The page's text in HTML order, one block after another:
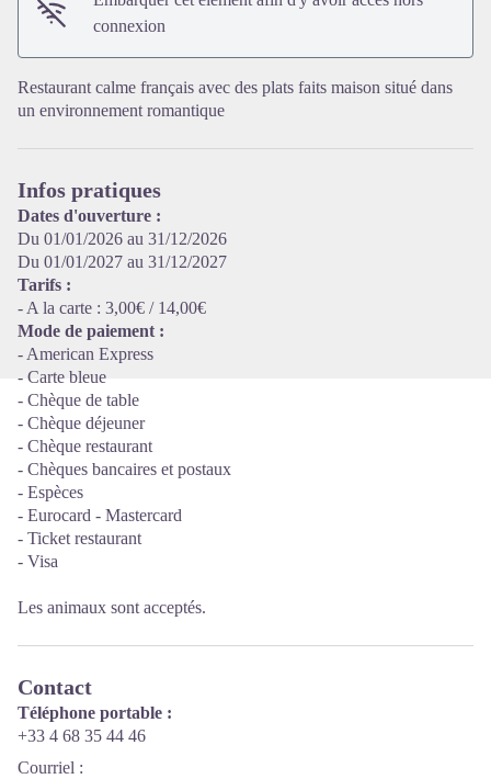
connexion
Restaurant calme français avec des plats faits maison situé dans
un environnement romantique
Infos pratiques
Dates d'ouverture :
Du 01/01/2026 au 31/12/2026
Du 01/01/2027 au 31/12/2027
Tarifs :
- A la carte : 3,00€ / 14,00€
Mode de paiement :
- American Express
- Carte bleue
- Chèque de table
- Chèque déjeuner
- Chèque restaurant
- Chèques bancaires et postaux
- Espèces
- Eurocard - Mastercard
- Ticket restaurant
- Visa
Les animaux sont acceptés.
Contact
Téléphone portable :
+33 4 68 35 44 46
Courriel :